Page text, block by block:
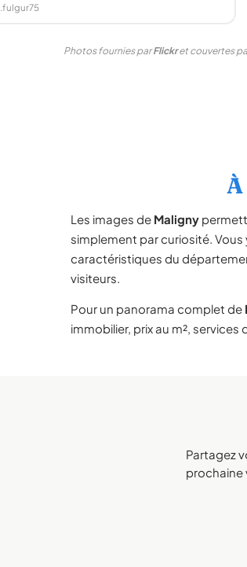
Photos fournies parFlickret couvertes
Les images de Maligny
simplement par curiosité.
caractéristiques du
visiteurs.
Pour un panorama complet de
immobilier, prix au m²,
Partagez
prochaine